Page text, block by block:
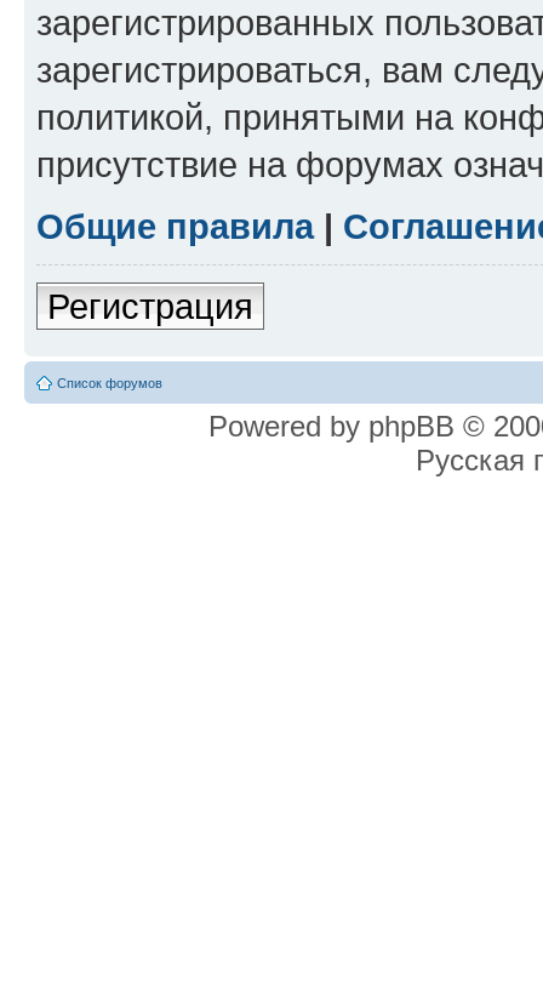
зарегистрированных
зарегистрироваться, вам
политикой, принятыми на
присутствие на форумах
Общие правила|
Регистрация
Список форумов
Powered by phpBB ©
Русская